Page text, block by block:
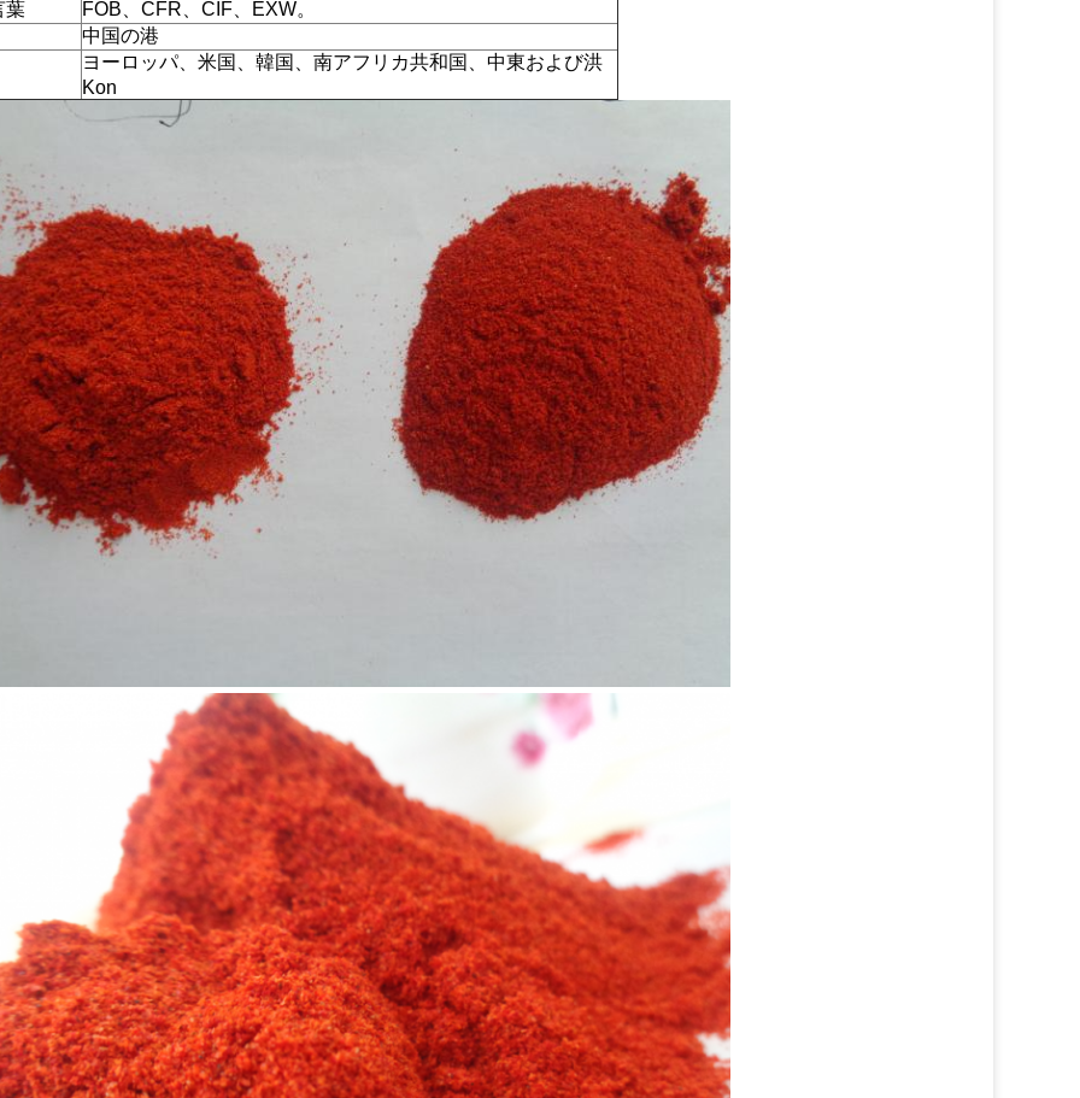
葉
FOB、CFR、CIF、EXW。
中国の港
ヨーロッパ、米国、韓国、南アフリカ共和国、中東および洪
Kon